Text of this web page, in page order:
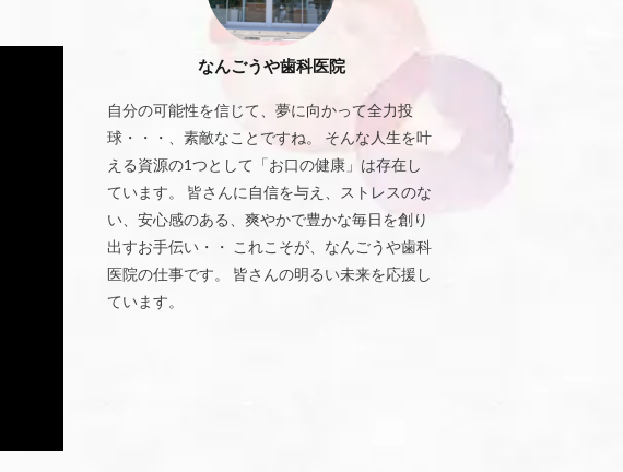
なんごうや歯科医院
自分の可能性を信じて、夢に向かって全力投
球・・・、素敵なことですね。 そんな人生を叶
える資源の1つとして「お口の健康」は存在し
ています。 皆さんに自信を与え、ストレスのな
い、安心感のある、爽やかで豊かな毎日を創り
出すお手伝い・・ これこそが、なんごうや歯科
医院の仕事です。 皆さんの明るい未来を応援し
ています。